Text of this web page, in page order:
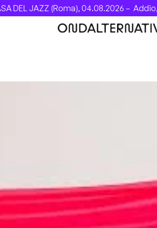
JAZZ (Roma), 04.08.2026 –Addio,